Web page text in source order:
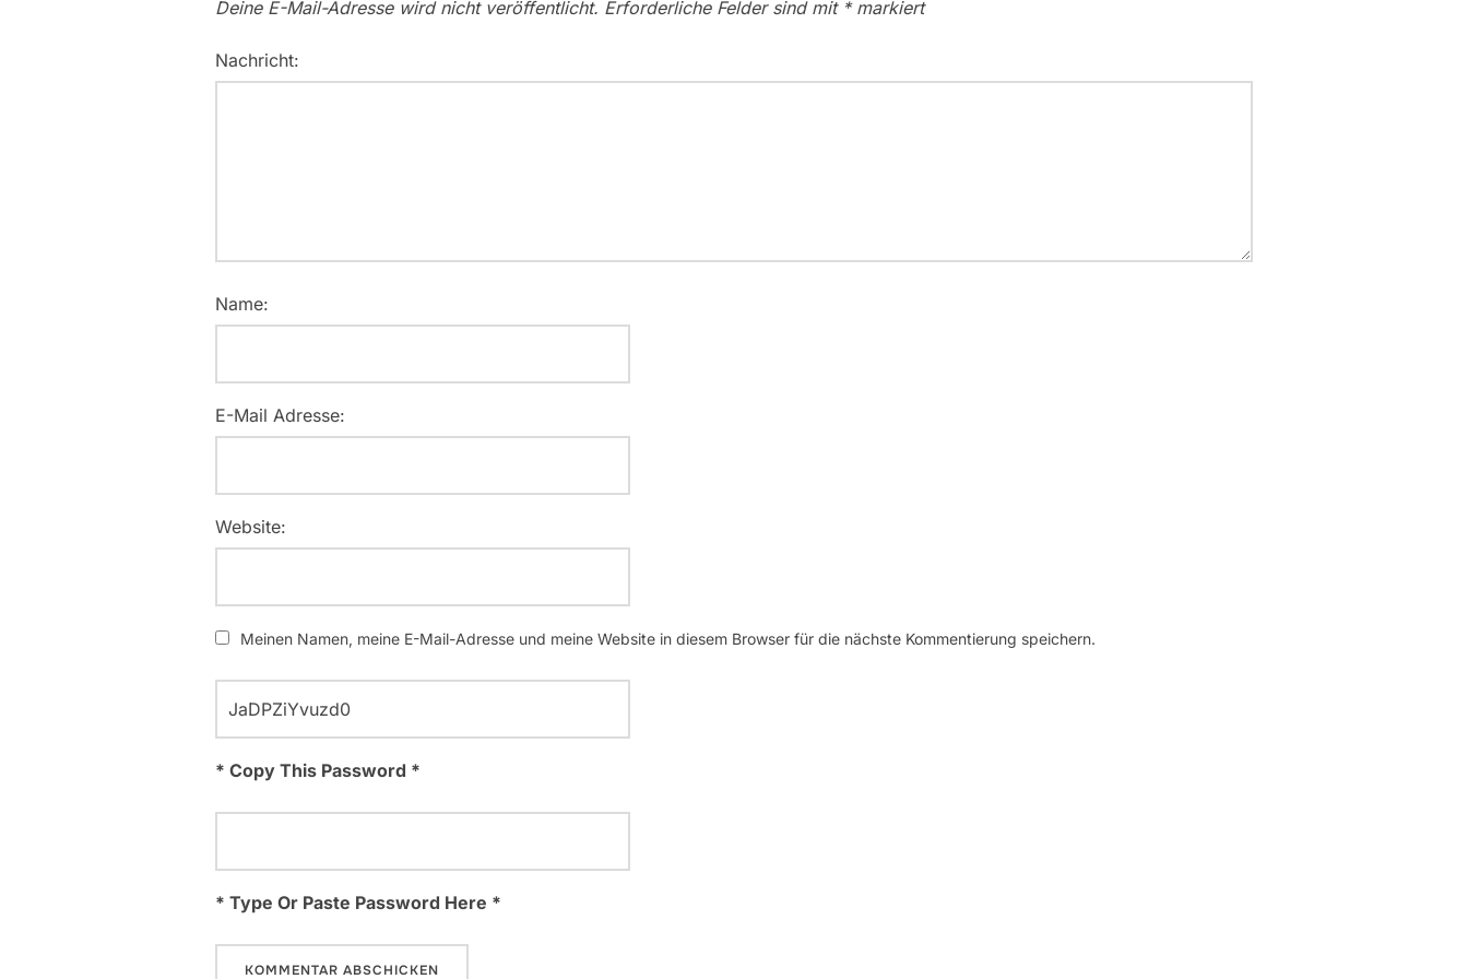
Deine E-Mail-Adresse wird nicht veröffentlicht. Erforderliche Felder sind mit *markiert
Nachricht:
Name:
E-Mail Adresse:
Website:
Meinen Namen, meine E-Mail-Adresse und meine Website in diesem Browser für die nächste Kommentierung speichern.
* Copy This Password *
* Type Or Paste Password Here *